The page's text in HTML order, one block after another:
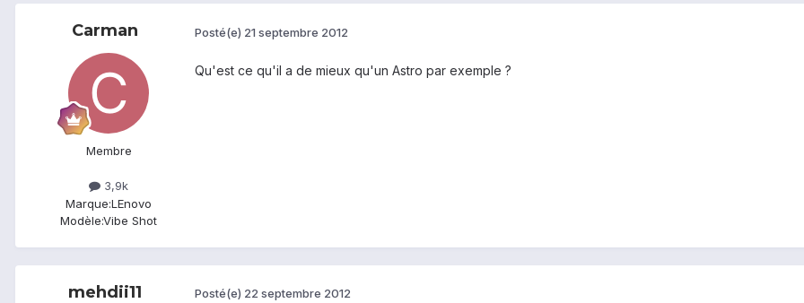
Carman
Membre
3,9k
Marque:LEnovo
Modèle:Vibe Shot
Posté(e) 21 septembre 2012
Qu'est ce qu'il a de mieux qu'un Astro par exemple ?
mehdii11 Posté(e) 22 septembre 2012